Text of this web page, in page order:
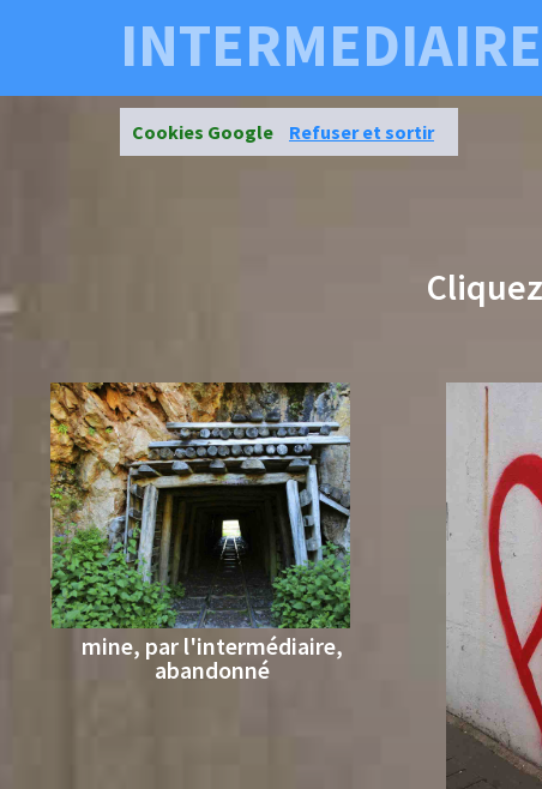
Cookies Google Refuser et sortir
mine, par l'intermédiaire,
abandonné